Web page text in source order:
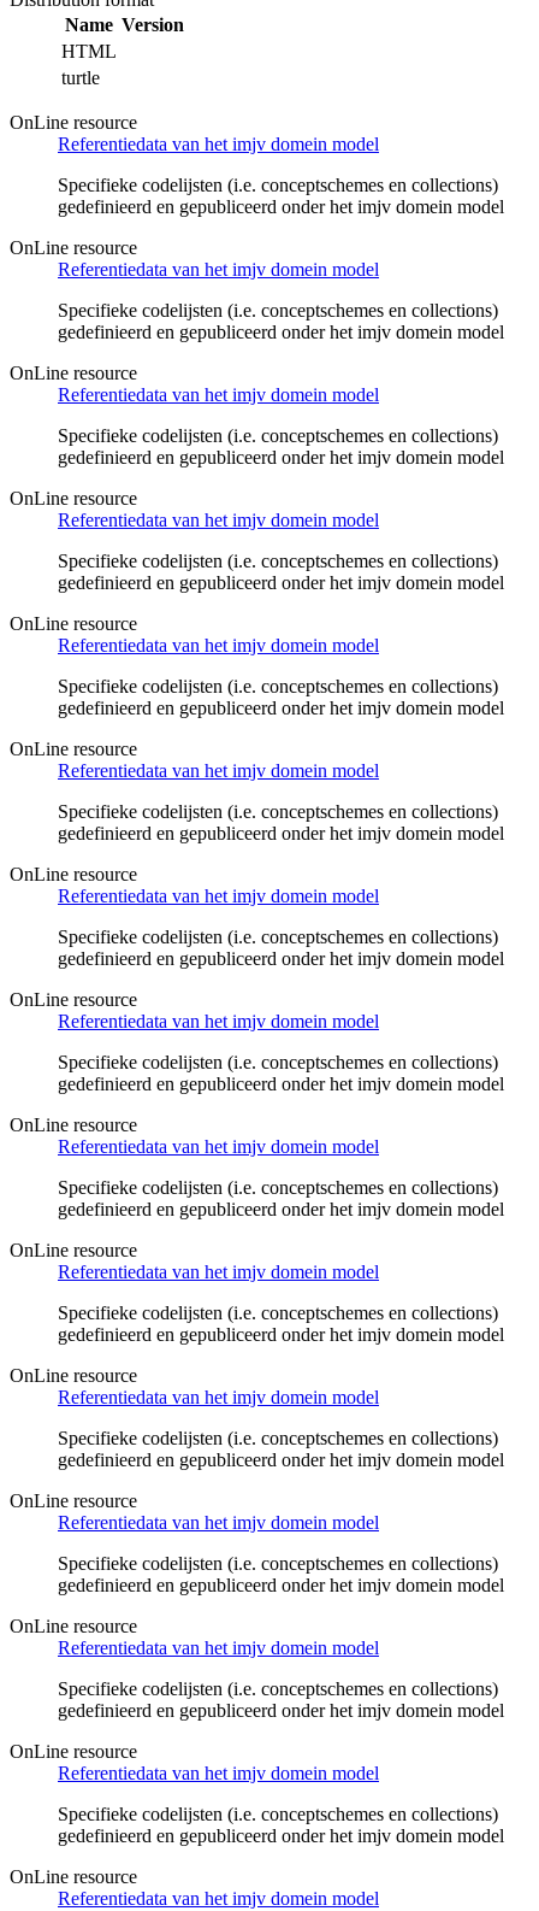
Name Version
HTML
turtle
OnLine resource
Referentiedata van het imjv domein model
Specifieke codelijsten (i.e. conceptschemes en collections)
gedefinieerd en gepubliceerd onder het imjv domein model
OnLine resource
Referentiedata van het imjv domein model
Specifieke codelijsten (i.e. conceptschemes en collections)
gedefinieerd en gepubliceerd onder het imjv domein model
OnLine resource
Referentiedata van het imjv domein model
Specifieke codelijsten (i.e. conceptschemes en collections)
gedefinieerd en gepubliceerd onder het imjv domein model
OnLine resource
Referentiedata van het imjv domein model
Specifieke codelijsten (i.e. conceptschemes en collections)
gedefinieerd en gepubliceerd onder het imjv domein model
OnLine resource
Referentiedata van het imjv domein model
Specifieke codelijsten (i.e. conceptschemes en collections)
gedefinieerd en gepubliceerd onder het imjv domein model
OnLine resource
Referentiedata van het imjv domein model
Specifieke codelijsten (i.e. conceptschemes en collections)
gedefinieerd en gepubliceerd onder het imjv domein model
OnLine resource
Referentiedata van het imjv domein model
Specifieke codelijsten (i.e. conceptschemes en collections)
gedefinieerd en gepubliceerd onder het imjv domein model
OnLine resource
Referentiedata van het imjv domein model
Specifieke codelijsten (i.e. conceptschemes en collections)
gedefinieerd en gepubliceerd onder het imjv domein model
OnLine resource
Referentiedata van het imjv domein model
Specifieke codelijsten (i.e. conceptschemes en collections)
gedefinieerd en gepubliceerd onder het imjv domein model
OnLine resource
Referentiedata van het imjv domein model
Specifieke codelijsten (i.e. conceptschemes en collections)
gedefinieerd en gepubliceerd onder het imjv domein model
OnLine resource
Referentiedata van het imjv domein model
Specifieke codelijsten (i.e. conceptschemes en collections)
gedefinieerd en gepubliceerd onder het imjv domein model
OnLine resource
Referentiedata van het imjv domein model
Specifieke codelijsten (i.e. conceptschemes en collections)
gedefinieerd en gepubliceerd onder het imjv domein model
OnLine resource
Referentiedata van het imjv domein model
Specifieke codelijsten (i.e. conceptschemes en collections)
gedefinieerd en gepubliceerd onder het imjv domein model
OnLine resource
Referentiedata van het imjv domein model
Specifieke codelijsten (i.e. conceptschemes en collections)
gedefinieerd en gepubliceerd onder het imjv domein model
OnLine resource
Referentiedata van het imjv domein model